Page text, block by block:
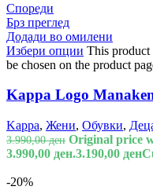
Спореди
Брз преглед
Додади во омилени
Избери опции This product
be chosen on the product
Kappa Logo
Kappa, Жени, Обувки,
3.990,00ден Original price
3.990,00 ден.3.190,00 ден
-20%